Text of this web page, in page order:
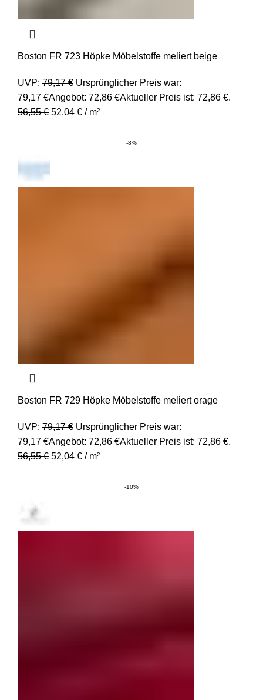
Boston FR 723 Höpke Möbelstoffe meliert beige
UVP: 79,17€ Ursprünglicher Preis war:
79,17 €Angebot: 72,86 €Aktueller Preis ist: 72,86 €.
56,55€ 52,04 € / m²
-8%
Boston FR 729 Höpke Möbelstoffe meliert orage
UVP: 79,17€ Ursprünglicher Preis war:
79,17 €Angebot: 72,86 €Aktueller Preis ist: 72,86 €.
56,55€ 52,04 € / m²
-10%